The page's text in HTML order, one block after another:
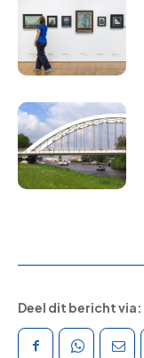
Deel dit bericht via: